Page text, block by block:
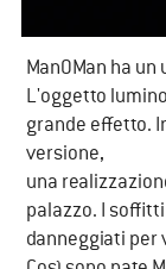
​ManOMan ha
L'oggetto
grande effetto.
versione,
una
palazzo. I
danneggiati per